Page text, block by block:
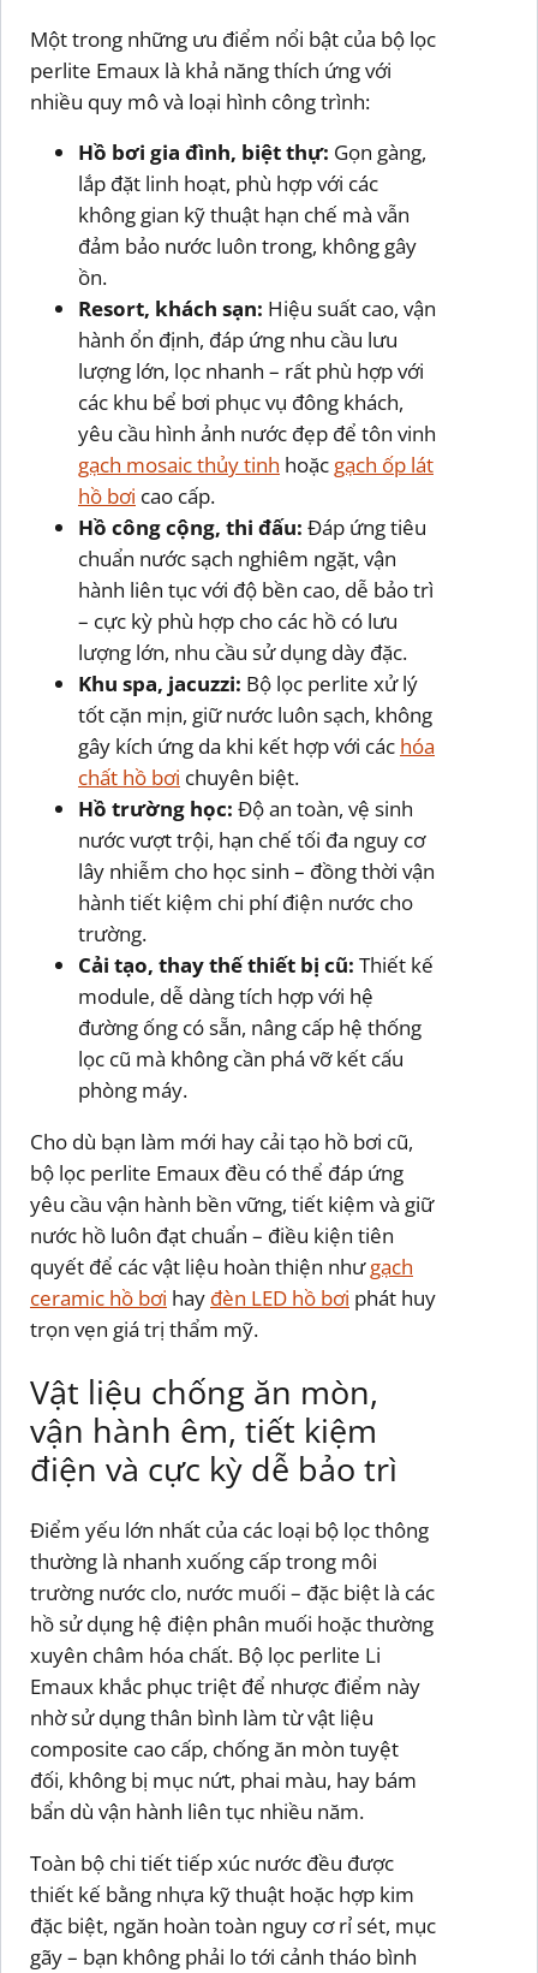
Một trong những ưu điểm nổi bật của bộ lọc
perlite Emaux là khả năng thích ứng với
nhiều quy mô và loại hình công trình:
Hồ bơi gia đình, biệt thự: Gọn gàng,
lắp đặt linh hoạt, phù hợp với các
không gian kỹ thuật hạn chế mà vẫn
đảm bảo nước luôn trong, không gây
ồn.
Resort, khách sạn: Hiệu suất cao, vận
hành ổn định, đáp ứng nhu cầu lưu
lượng lớn, lọc nhanh – rất phù hợp với
các khu bể bơi phục vụ đông khách,
yêu cầu hình ảnh nước đẹp để tôn vinh
gạch mosaic thủy tinh hoặc gạch ốp lát
hồ bơi cao cấp.
Hồ công cộng, thi đấu: Đáp ứng tiêu
chuẩn nước sạch nghiêm ngặt, vận
hành liên tục với độ bền cao, dễ bảo trì
– cực kỳ phù hợp cho các hồ có lưu
lượng lớn, nhu cầu sử dụng dày đặc.
Khu spa, jacuzzi: Bộ lọc perlite xử lý
tốt cặn mịn, giữ nước luôn sạch, không
gây kích ứng da khi kết hợp với các hóa
chất hồ bơi chuyên biệt.
Hồ trường học: Độ an toàn, vệ sinh
nước vượt trội, hạn chế tối đa nguy cơ
lây nhiễm cho học sinh – đồng thời vận
hành tiết kiệm chi phí điện nước cho
trường.
Cải tạo, thay thế thiết bị cũ: Thiết kế
module, dễ dàng tích hợp với hệ
đường ống có sẵn, nâng cấp hệ thống
lọc cũ mà không cần phá vỡ kết cấu
phòng máy.
Cho dù bạn làm mới hay cải tạo hồ bơi cũ,
bộ lọc perlite Emaux đều có thể đáp ứng
yêu cầu vận hành bền vững, tiết kiệm và giữ
nước hồ luôn đạt chuẩn – điều kiện tiên
quyết để các vật liệu hoàn thiện nhưgạch
ceramic hồ bơi hay đèn LED hồ bơi phát huy
trọn vẹn giá trị thẩm mỹ.
Vật liệu chống ăn mòn,
vận hành êm, tiết kiệm
điện và cực kỳ dễ bảo trì
Điểm yếu lớn nhất của các loại bộ lọc thông
thường là nhanh xuống cấp trong môi
trường nước clo, nước muối – đặc biệt là các
hồ sử dụng hệ điện phân muối hoặc thường
xuyên châm hóa chất. Bộ lọc perlite Li
Emaux khắc phục triệt để nhược điểm này
nhờ sử dụng thân bình làm từ vật liệu
composite cao cấp, chống ăn mòn tuyệt
đối, không bị mục nứt, phai màu, hay bám
bẩn dù vận hành liên tục nhiều năm.
Toàn bộ chi tiết tiếp xúc nước đều được
thiết kế bằng nhựa kỹ thuật hoặc hợp kim
đặc biệt, ngăn hoàn toàn nguy cơ rỉ sét, mục
gãy – bạn không phải lo tới cảnh tháo bình